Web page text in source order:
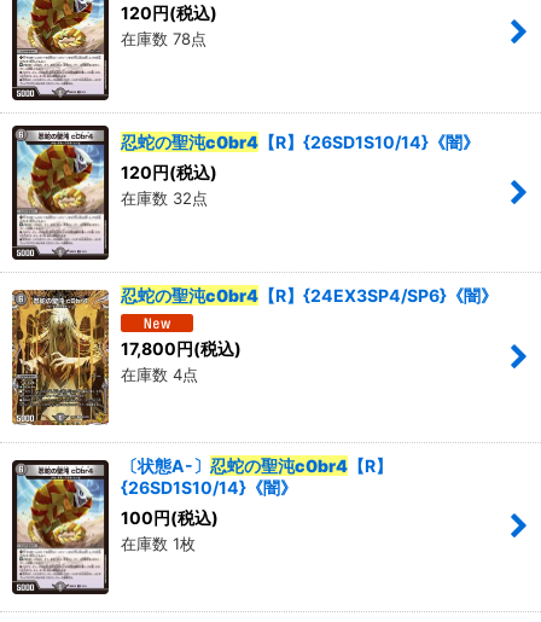
120円(税込)
在庫数 78点
忍蛇の聖沌c0br4 【R】{26SD1S10/14}《闇》
120円(税込)
在庫数 32点
忍蛇の聖沌c0br4 【R】{24EX3SP4/SP6}《闇》
17,800円(税込)
在庫数 4点
〔状態A-〕 忍蛇の聖沌c0br4 【R】
{26SD1S10/14}《闇》
100円(税込)
在庫数 1枚